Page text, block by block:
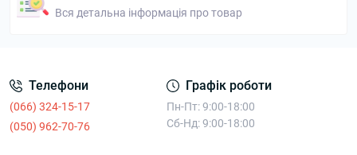
Вся детальна інформація про товар
Телефони
(066) 324-15-17
(050) 962-70-76
Графік роботи
Пн-Пт: 9:00-18:00
Сб-Нд: 9:00-18:00